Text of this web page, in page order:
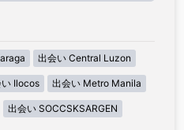
出会い Central Luzon
Ilocos 出会い Metro Manila
出会い SOCCSKSARGEN